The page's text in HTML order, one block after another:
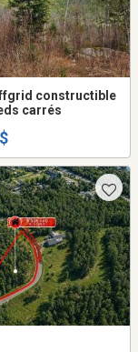
constructible
carrés